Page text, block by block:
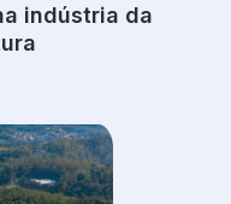
indústria da